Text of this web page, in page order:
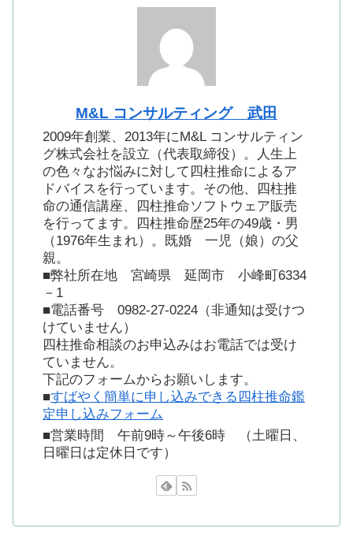
M&L コンサルティング 武田
2009年創業、2013年にM&L コンサルティン
グ株式会社を設立（代表取締役）。人生上
の色々なお悩みに対して四柱推命によるア
ドバイスを行っています。その他、四柱推
命の通信講座、四柱推命ソフトウェア販売
を行ってます。四柱推命歴25年の49歳・男
（1976年生まれ）。既婚 一児（娘）の父
親。
■弊社所在地 宮崎県 延岡市 小峰町6334
－1
■電話番号 0982-27-0224（非通知は受けつ
けていません）
四柱推命相談のお申込みはお電話では受け
ていません。
下記のフォームからお願いします。
■すばやく簡単に申し込みできる四柱推命鑑
定申し込みフォーム
■営業時間 午前9時～午後6時 （土曜日、
日曜日は定休日です）